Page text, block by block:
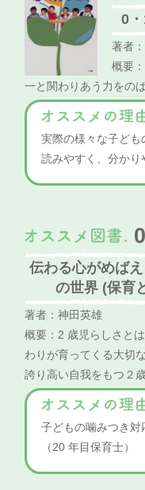
0
著者
概要
一と関わりあう力をの
実際の様々な子ども
読みやすく、分かり
伝わる心がめば
の世界 (保育
著者：神田英雄
概要：2 歳児らしさと
わりが育ってくる大切な
誇り高い自我をもつ２
子どもの噛みつき対
（20 年目保育士）